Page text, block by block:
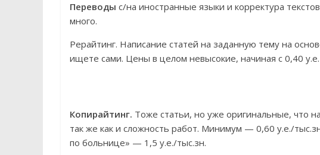
Переводы с/на иностранные языки и корректура
много.
Рерайтинг. Написание статей на заданную тему на
ищете сами. Цены в целом невысокие, начиная с 0,40 у.е.
Копирайтинг. Тоже статьи, но уже оригинальные, что
так же как и сложность работ. Минимум — 0,60 у.е./
по больнице» — 1,5 у.е./тыс.зн.